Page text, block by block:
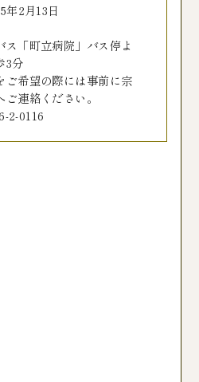
年2月13日
ス「町立病院」バス停よ
3分
ご希望の際には事前に宗
ご連絡ください。
2-0116